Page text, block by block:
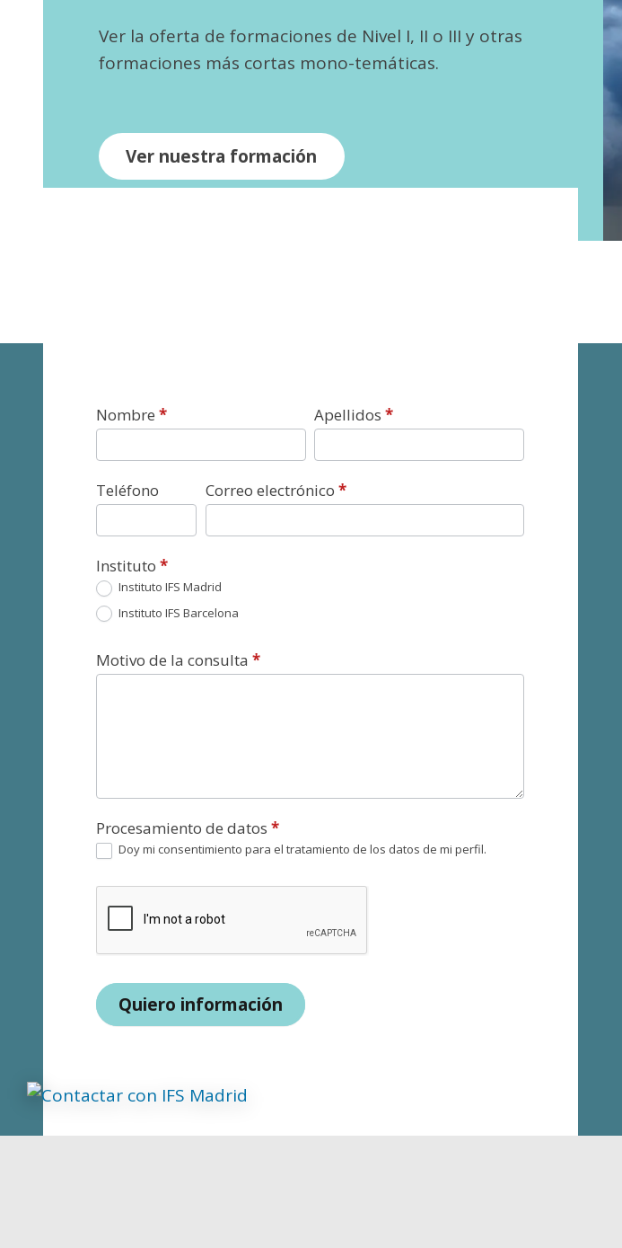
Ver la oferta de formaciones de Nivel I, II o III y otras
formaciones más cortas mono-temáticas.
Ver nuestra formación
Contacto
Nombre* Apellidos*
Teléfono Correo electrónico *
Instituto*
Instituto IFS Madrid
Instituto IFS Barcelona
Motivo de la consulta*
Procesamiento de datos*
Doy mi consentimiento para el tratamiento de los datos de mi perfil.
Quiero información